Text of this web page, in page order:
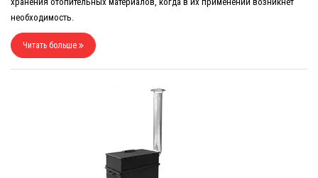
необходимость.
Читать больше